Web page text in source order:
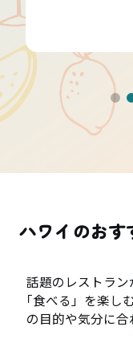
ハワイのおす
話題のレストラ
「食べる」を楽し
の目的や気分に